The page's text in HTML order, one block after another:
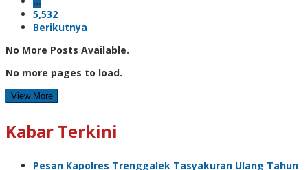
5,532
Berikutnya
No More Posts Available.
No more pages to load.
View More
Kabar Terkini
Pesan Kapolres Trenggalek Tasyakuran Ulang Tahun